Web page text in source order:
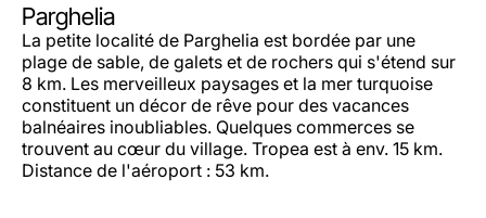
Parghelia
La petite localité de Parghelia est bordée par une
plage de sable, de galets et de rochers qui s'étend sur
8 km. Les merveilleux paysages et la mer turquoise
constituent un décor de rêve pour des vacances
balnéaires inoubliables. Quelques commerces se
trouvent au cœur du village. Tropea est à env. 15 km.
Distance de l'aéroport : 53 km.